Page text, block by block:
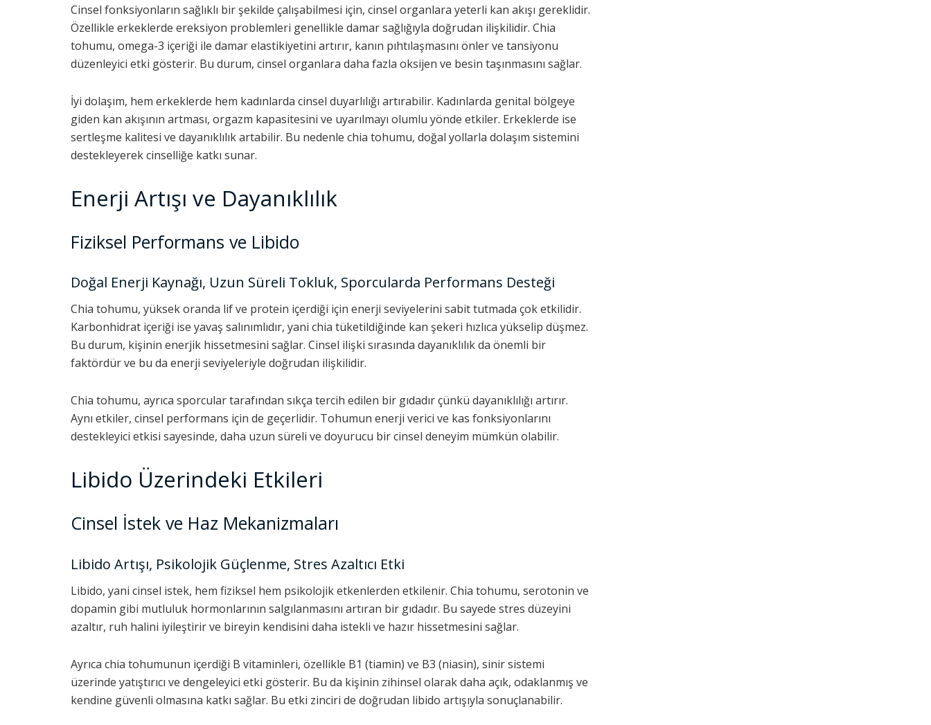
Cinsel fonksiyonların sağlıklı bir şekilde çalışabilmesi için, cinsel organlara yeterli kan akışı gereklidir.
Özellikle erkeklerde ereksiyon problemleri genellikle damar sağlığıyla doğrudan ilişkilidir. Chia
tohumu, omega-3 içeriği ile damar elastikiyetini artırır, kanın pıhtılaşmasını önler ve tansiyonu
düzenleyici etki gösterir. Bu durum, cinsel organlara daha fazla oksijen ve besin taşınmasını sağlar.
İyi dolaşım, hem erkeklerde hem kadınlarda cinsel duyarlılığı artırabilir. Kadınlarda genital bölgeye
giden kan akışının artması, orgazm kapasitesini ve uyarılmayı olumlu yönde etkiler. Erkeklerde ise
sertleşme kalitesi ve dayanıklılık artabilir. Bu nedenle chia tohumu, doğal yollarla dolaşım sistemini
destekleyerek cinselliğe katkı sunar.
Enerji Artışı ve Dayanıklılık
Fiziksel Performans ve Libido
Doğal Enerji Kaynağı, Uzun Süreli Tokluk, Sporcularda Performans Desteği
Chia tohumu, yüksek oranda lif ve protein içerdiği için enerji seviyelerini sabit tutmada çok etkilidir.
Karbonhidrat içeriği ise yavaş salınımlıdır, yani chia tüketildiğinde kan şekeri hızlıca yükselip düşmez.
Bu durum, kişinin enerjik hissetmesini sağlar. Cinsel ilişki sırasında dayanıklılık da önemli bir
faktördür ve bu da enerji seviyeleriyle doğrudan ilişkilidir.
Chia tohumu, ayrıca sporcular tarafından sıkça tercih edilen bir gıdadır çünkü dayanıklılığı artırır.
Aynı etkiler, cinsel performans için de geçerlidir. Tohumun enerji verici ve kas fonksiyonlarını
destekleyici etkisi sayesinde, daha uzun süreli ve doyurucu bir cinsel deneyim mümkün olabilir.
Libido Üzerindeki Etkileri
Cinsel İstek ve Haz Mekanizmaları
Libido Artışı, Psikolojik Güçlenme, Stres Azaltıcı Etki
Libido, yani cinsel istek, hem fiziksel hem psikolojik etkenlerden etkilenir. Chia tohumu, serotonin ve
dopamin gibi mutluluk hormonlarının salgılanmasını artıran bir gıdadır. Bu sayede stres düzeyini
azaltır, ruh halini iyileştirir ve bireyin kendisini daha istekli ve hazır hissetmesini sağlar.
Ayrıca chia tohumunun içerdiği B vitaminleri, özellikle B1 (tiamin) ve B3 (niasin), sinir sistemi
üzerinde yatıştırıcı ve dengeleyici etki gösterir. Bu da kişinin zihinsel olarak daha açık, odaklanmış ve
kendine güvenli olmasına katkı sağlar. Bu etki zinciri de doğrudan libido artışıyla sonuçlanabilir.